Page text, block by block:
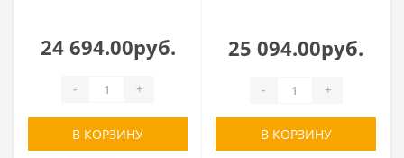
24 694.00руб.
- +
В КОРЗИНУ
25 094.00руб.
- +
В КОРЗИНУ